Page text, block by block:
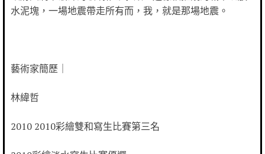
水泥塊，一場地震帶走所有而，我，就是那場地震。
藝術家簡歷｜
林緯哲
2010 2010彩繪雙和寫生比賽第三名